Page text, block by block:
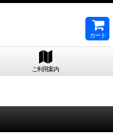
カート
ご利用案内